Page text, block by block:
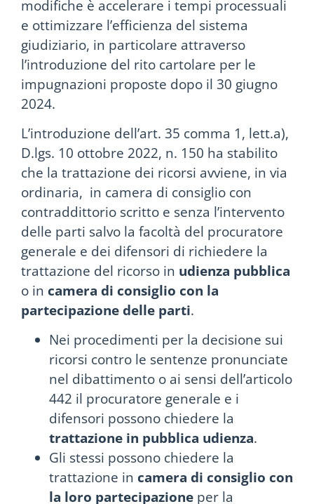
modifiche è accelerare i tempi processuali
e ottimizzare l’efficienza del sistema
giudiziario, in particolare attraverso
l’introduzione del rito cartolare per le
impugnazioni proposte dopo il 30 giugno
2024.
L’introduzione dell’art. 35 comma 1, lett.a),
D.lgs. 10 ottobre 2022, n. 150 ha stabilito
che la trattazione dei ricorsi avviene, in via
ordinaria, in camera di consiglio con
contraddittorio scritto e senza l’intervento
delle parti salvo la facoltà del procuratore
generale e dei difensori di richiedere la
trattazione del ricorso in udienza pubblica
o in camera di consiglio con la
partecipazione delle parti.
Nei procedimenti per la decisione sui
ricorsi contro le sentenze pronunciate
nel dibattimento o ai sensi dell’articolo
442 il procuratore generale e i
difensori possono chiedere la
trattazione in pubblica udienza.
Gli stessi possono chiedere la
trattazione in camera di consiglio con
la loro partecipazione per la